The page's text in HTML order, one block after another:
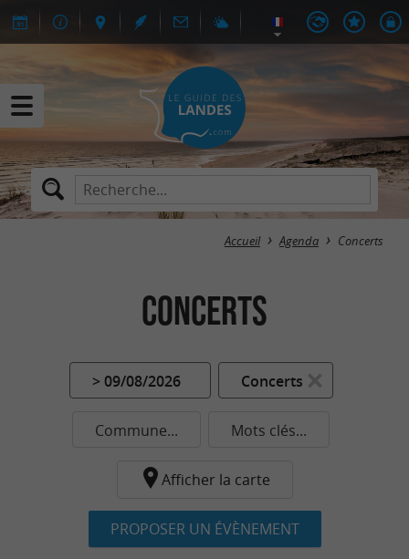
Accueil Agenda Concerts
Concerts
> 09/08/2026 Concerts
Commune... Mots clés...
Afficher la carte
PROPOSER UN ÉVÈNEMENT